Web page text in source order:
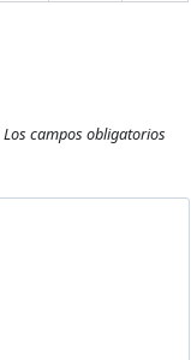
Los campos obligatorios